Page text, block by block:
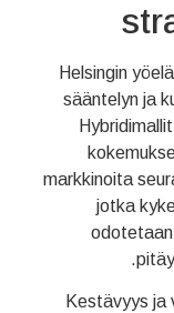
Helsingin
sääntelyn ja
markkinoita
jotka
odotetaan
Kestävyys ja